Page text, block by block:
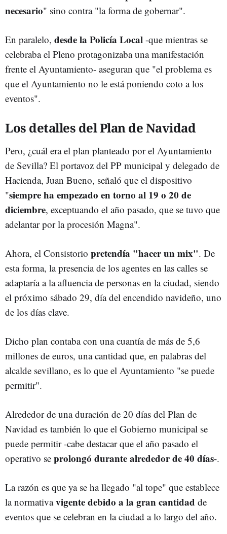
necesario" sino contra "la forma de gobernar".
En paralelo, desde la Policía Local -que mientras se
celebraba el Pleno protagonizaba una manifestación
frente el Ayuntamiento- aseguran que "el problema es
que el Ayuntamiento no le está poniendo coto a los
eventos".
Los detalles del Plan de Navidad
Pero, ¿cuál era el plan planteado por el Ayuntamiento
de Sevilla? El portavoz del PP municipal y delegado de
Hacienda, Juan Bueno, señaló que el dispositivo
"siempre ha empezado en torno al 19 o 20 de
diciembre, exceptuando el año pasado, que se tuvo que
adelantar por la procesión Magna".
Ahora, el Consistorio pretendía "hacer un mix". De
esta forma, la presencia de los agentes en las calles se
adaptaría a la afluencia de personas en la ciudad, siendo
el próximo sábado 29, día del encendido navideño, uno
de los días clave.
Dicho plan contaba con una cuantía de más de 5,6
millones de euros, una cantidad que, en palabras del
alcalde sevillano, es lo que el Ayuntamiento "se puede
permitir".
Alrededor de una duración de 20 días del Plan de
Navidad es también lo que el Gobierno municipal se
puede permitir -cabe destacar que el año pasado el
operativo se prolongó durante alrededor de 40 días-.
La razón es que ya se ha llegado "al tope" que establece
la normativavigente debido a la gran cantidad de
eventos que se celebran en la ciudad a lo largo del año.